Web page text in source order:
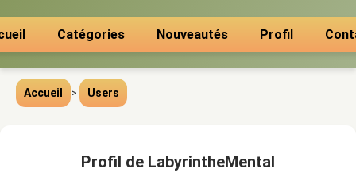
Catégories Nouveautés Profil
Accueil > Users
Profil de LabyrintheMental